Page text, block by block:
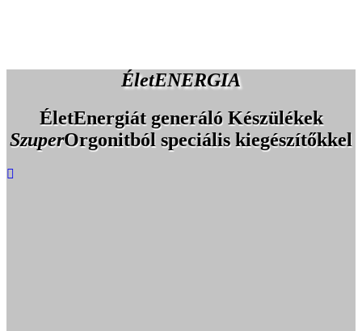
ÉletENERGIA
ÉletEnergiát generáló Készülékek
SzuperOrgonitból speciális kiegészítőkkel